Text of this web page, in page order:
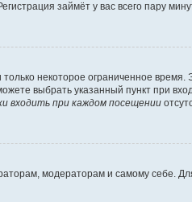
займёт у вас всего пару
некоторое ограниченное время.
выбрать указанный пункт при
входить при каждом посещении
модераторам и самому себе.